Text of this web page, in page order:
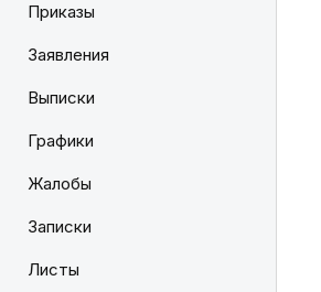
Приказы
Заявления
Выписки
Графики
Жалобы
Записки
Листы